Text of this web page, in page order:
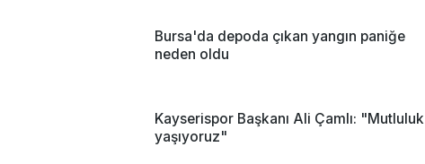
Bursa'da depoda çıkan yangın paniğe
neden oldu
Kayserispor Başkanı Ali Çamlı: "Mutluluk
yaşıyoruz"